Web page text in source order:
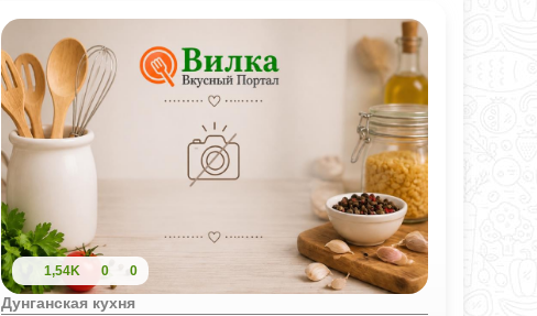
1,54K 0 0
Дунганская кухня